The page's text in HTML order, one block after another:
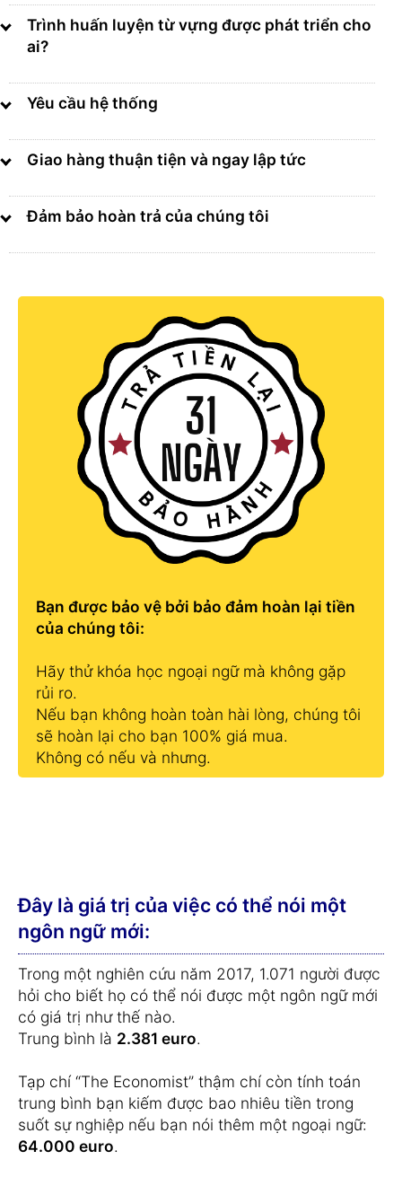
Trình huấn luyện từ vựng được phát triển cho
ai?
Yêu cầu hệ thống
Giao hàng thuận tiện và ngay lập tức
Đảm bảo hoàn trả của chúng tôi
Bạn được bảo vệ bởi bảo đảm hoàn lại tiền
của chúng tôi:
Hãy thử khóa học ngoại ngữ mà không gặp
rủi ro.
Nếu bạn không hoàn toàn hài lòng, chúng tôi
sẽ hoàn lại cho bạn 100% giá mua.
Không có nếu và nhưng.
Đây là giá trị của việc có thể nói một
ngôn ngữ mới:
Trong một nghiên cứu năm 2017, 1.071 người được
hỏi cho biết họ có thể nói được một ngôn ngữ mới
có giá trị như thế nào.
Trung bình là 2.381 euro.
Tạp chí “The Economist” thậm chí còn tính toán
trung bình bạn kiếm được bao nhiêu tiền trong
suốt sự nghiệp nếu bạn nói thêm một ngoại ngữ:
64.000 euro.